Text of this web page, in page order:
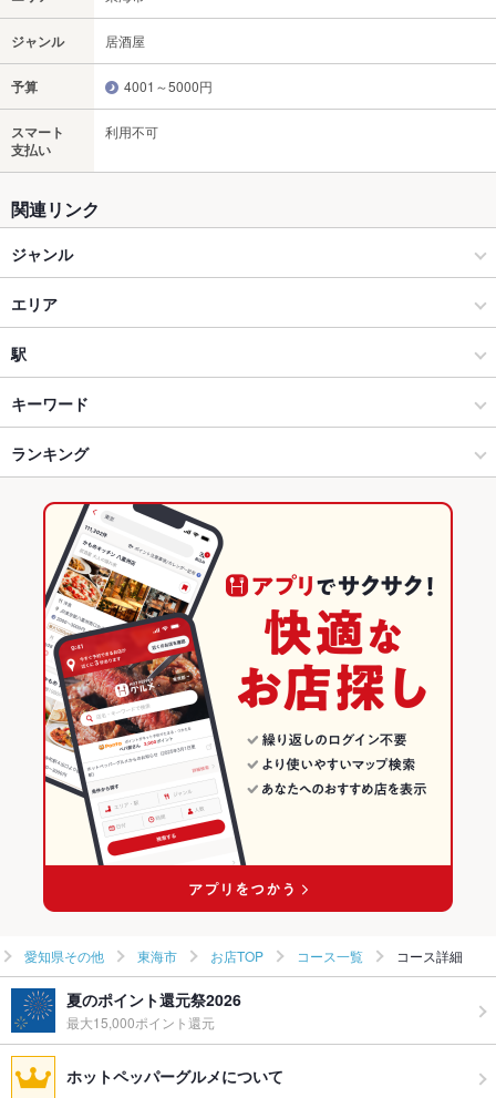
ジャンル 居酒屋
予算 4001～5000円
スマート
支払い
利用不可
関連リンク
ジャンル
居酒屋
海鮮
愛知県その他 × 居酒屋
愛知県その他 × 海鮮
太田川駅 × 居酒屋
太田川駅 × 海鮮
和食全般
愛知県その他 × 和食
愛知県その他 × 和食全般
太田川駅 × 和食
太田川駅 × 和食全般
エリア
東海市
東海市 × 居酒屋
東海市 × 海鮮
東海市 × 和食
東海市 × 和食全般
愛知 × 居酒屋
愛知 × 海鮮
愛知 × 和食
愛知 × 和食全般
駅
太田川駅
キーワード
肉じゃが
とうもろこしの天ぷら
ランキング
愛知のグルメランキング
愛知の居酒屋ランキング
愛知の海鮮ランキング
愛知県その他のグルメランキング
愛知県その他の居酒屋ランキング
愛知県その他の海鮮ランキング
東海市のグルメランキング
東海市の居酒屋ランキング
東海市の海鮮ランキング
愛知県その他 東海市 お店TOP コース一覧 コース詳細
夏のポイント還元祭2026
最大15,000ポイント還元
ホットペッパーグルメについて